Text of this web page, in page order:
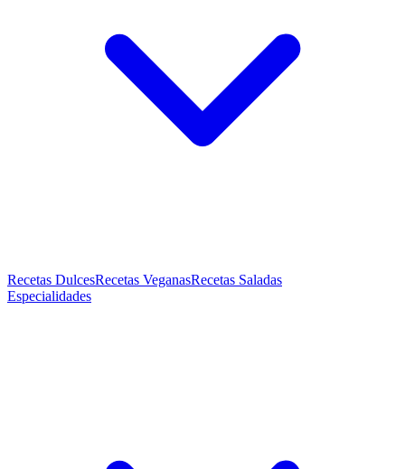
Recetas DulcesRecetas VeganasRecetas Saladas
Especialidades